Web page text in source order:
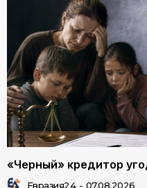
«Черный» кредитор
Евразия24 - 07.08.2026